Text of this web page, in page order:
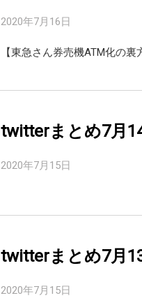
2020年7月16日
【東急さん券売機ATM化の
twitterまとめ7月
2020年7月15日
twitterまとめ7月
2020年7月15日